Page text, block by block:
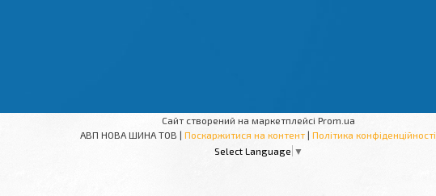
Сайт створений на маркетплейсі Prom.ua
АВП НОВА ШИНА ТОВ | Поскаржитися на контент | Політика конфіденційності
Select Language ▼